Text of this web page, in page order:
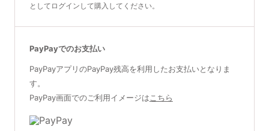
としてログインして購入してください。
PayPayでのお支払い
PayPayアプリのPayPay残高を利用したお支払いとなりま
す。
PayPay画面でのご利用イメージは こちら